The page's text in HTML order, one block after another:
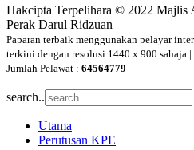
Hakcipta Terpelihara © 2022 Majlis
Perak Darul Ridzuan
Paparan terbaik menggunakan pelayar
terkini dengan resolusi 1440 x 900 sahaja
Jumlah Pelawat : 64564779
search..
Utama
Perutusan KPE